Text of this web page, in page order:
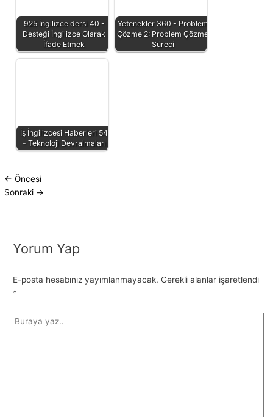
925 İngilizce dersi 40 -
Desteği İngilizce Olarak
İfade Etmek
Yetenekler 360 - Problem
Çözme 2: Problem Çözme
Süreci
İş İngilizcesi Haberleri 54
- Teknoloji Devralmaları
← Öncesi
Sonraki →
Yorum Yap
E-posta hesabınız yayımlanmayacak. Gerekli alanlar işaretlendi
*